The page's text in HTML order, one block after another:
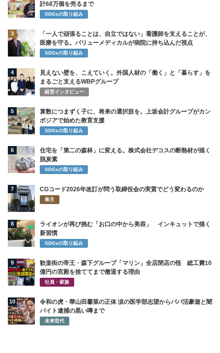
計68万個を売るまで
SDGsの取り組み
3
「一人で頑張ることは、自立ではない」看護師を支えることが、
医療を守る。バリューメディカルが病院に持ち込んだ視点
SDGsの取り組み
4
見えない壁を、こえていく。外国人材の「働く」と「暮らす」を
まるごと支えるWBPグループ
経営インタビュー
5
算数につまずく子に、将来の選択肢を。上坂会計グループがカン
ボジアで始めた教育支援
SDGsの取り組み
6
住宅を「第二の森林」に変える。株式会社デコスの断熱材が描く
脱炭素
SDGsの取り組み
7 CGコード2026年改訂が問う取締役会の実質でどう変わるのか
株主
8
ライオンが再び挑む「お口の中から美容」 インキュットで描く
新習慣
SDGsの取り組み
9
歓楽街の帝王・森下グループ「マリン」全店閉店の怪 総工費10
億円の宮殿を捨ててまで撤退する理由
社員・家族
10
令和の虎・華山田馨菜の正体 涙の医学部志望からパパ活豪遊と闇
バイト逮捕の黒い噂まで
未来世代